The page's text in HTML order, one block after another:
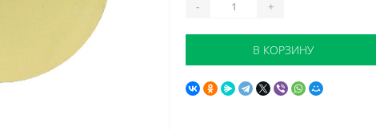
- +
В КОРЗИНУ